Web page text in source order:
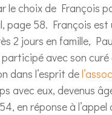
le choix de François
page 58. François est
2 jours en famille,
avec son
dans l’esprit de
avec eux, devenus
en réponse à l’appel